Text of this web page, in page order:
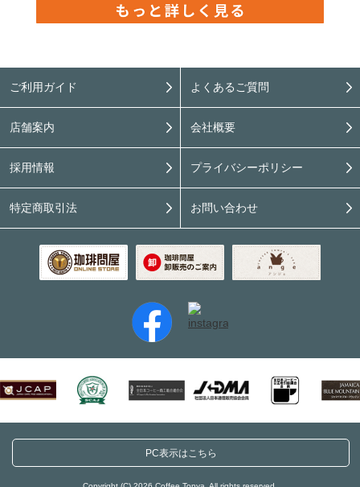
ご利用ガイド よくあるご質問
店舗案内 会社概要
採用情報 プライバシーポリシー
特定商取引法 お問い合わせ
PC表示はこちら